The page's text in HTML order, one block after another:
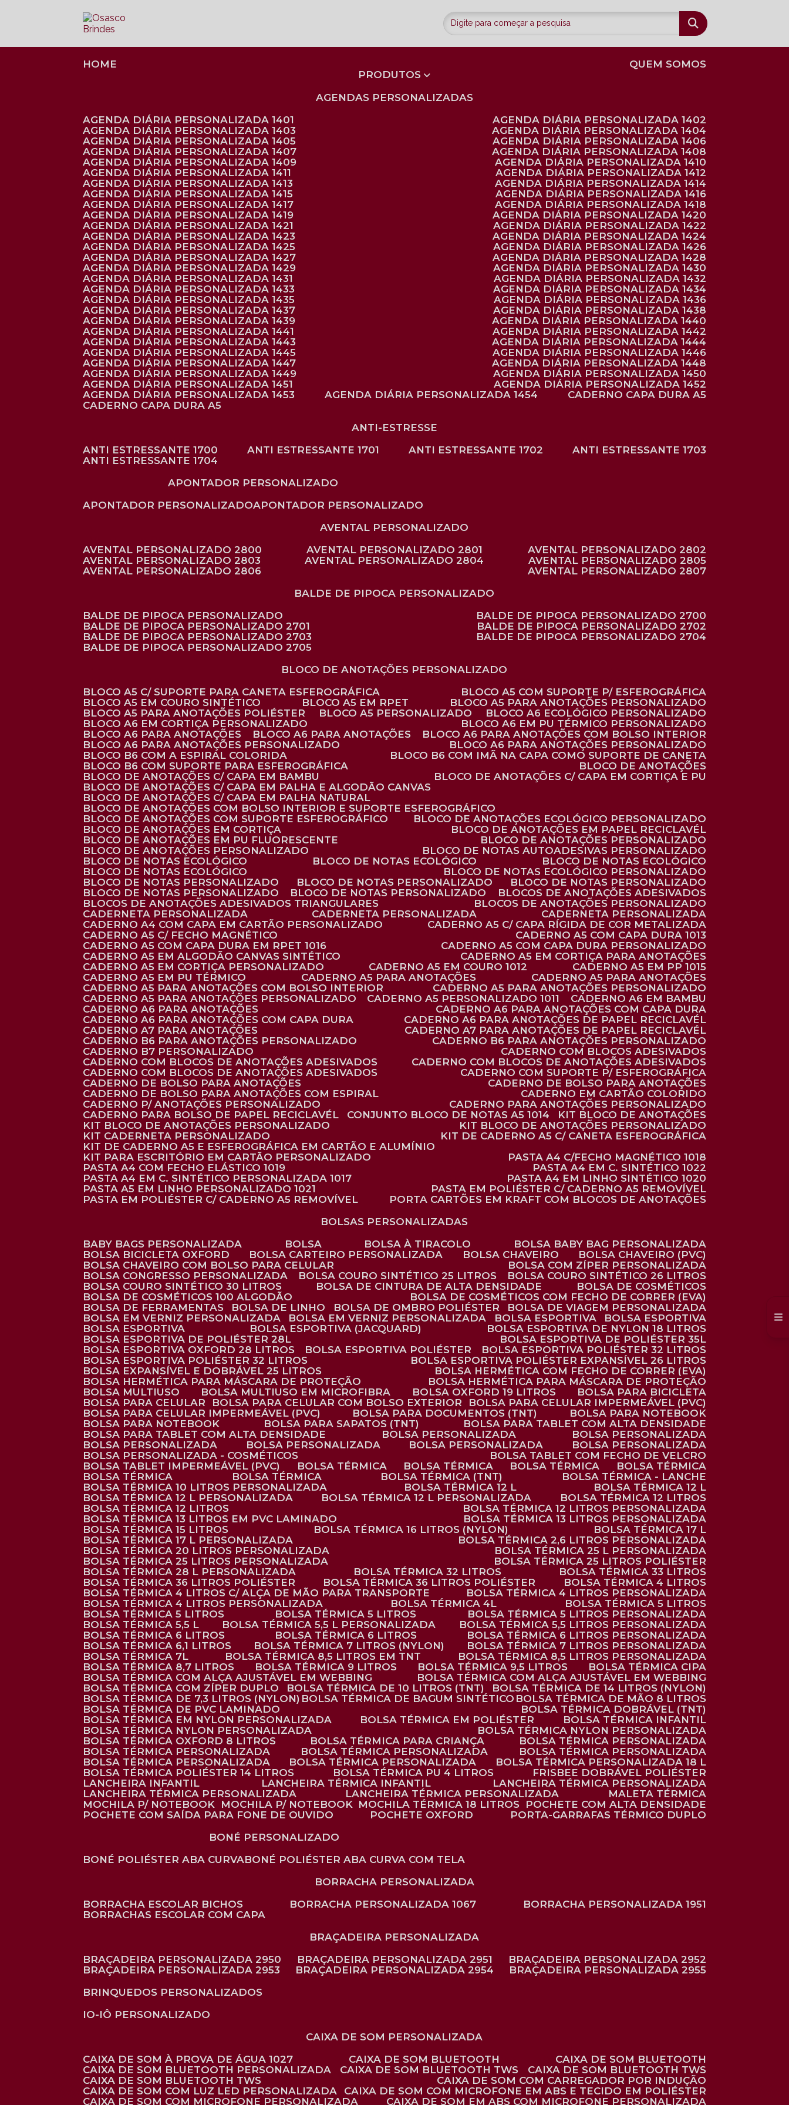
HOME
QUEM SOMOS
PRODUTOS
AGENDAS PERSONALIZADAS
AGENDA DIÁRIA PERSONALIZADA 1401
AGENDA DIÁRIA PERSONALIZADA 1402
AGENDA DIÁRIA PERSONALIZADA 1403
AGENDA DIÁRIA PERSONALIZADA 1404
AGENDA DIÁRIA PERSONALIZADA 1405
AGENDA DIÁRIA PERSONALIZADA 1406
AGENDA DIÁRIA PERSONALIZADA 1407
AGENDA DIÁRIA PERSONALIZADA 1408
AGENDA DIÁRIA PERSONALIZADA 1409
AGENDA DIÁRIA PERSONALIZADA 1410
AGENDA DIÁRIA PERSONALIZADA 1411
AGENDA DIÁRIA PERSONALIZADA 1412
AGENDA DIÁRIA PERSONALIZADA 1413
AGENDA DIÁRIA PERSONALIZADA 1414
AGENDA DIÁRIA PERSONALIZADA 1415
AGENDA DIÁRIA PERSONALIZADA 1416
AGENDA DIÁRIA PERSONALIZADA 1417
AGENDA DIÁRIA PERSONALIZADA 1418
AGENDA DIÁRIA PERSONALIZADA 1419
AGENDA DIÁRIA PERSONALIZADA 1420
AGENDA DIÁRIA PERSONALIZADA 1421
AGENDA DIÁRIA PERSONALIZADA 1422
AGENDA DIÁRIA PERSONALIZADA 1423
AGENDA DIÁRIA PERSONALIZADA 1424
AGENDA DIÁRIA PERSONALIZADA 1425
AGENDA DIÁRIA PERSONALIZADA 1426
AGENDA DIÁRIA PERSONALIZADA 1427
AGENDA DIÁRIA PERSONALIZADA 1428
AGENDA DIÁRIA PERSONALIZADA 1429
AGENDA DIÁRIA PERSONALIZADA 1430
AGENDA DIÁRIA PERSONALIZADA 1431
AGENDA DIÁRIA PERSONALIZADA 1432
AGENDA DIÁRIA PERSONALIZADA 1433
AGENDA DIÁRIA PERSONALIZADA 1434
AGENDA DIÁRIA PERSONALIZADA 1435
AGENDA DIÁRIA PERSONALIZADA 1436
AGENDA DIÁRIA PERSONALIZADA 1437
AGENDA DIÁRIA PERSONALIZADA 1438
AGENDA DIÁRIA PERSONALIZADA 1439
AGENDA DIÁRIA PERSONALIZADA 1440
AGENDA DIÁRIA PERSONALIZADA 1441
AGENDA DIÁRIA PERSONALIZADA 1442
AGENDA DIÁRIA PERSONALIZADA 1443
AGENDA DIÁRIA PERSONALIZADA 1444
AGENDA DIÁRIA PERSONALIZADA 1445
AGENDA DIÁRIA PERSONALIZADA 1446
AGENDA DIÁRIA PERSONALIZADA 1447
AGENDA DIÁRIA PERSONALIZADA 1448
AGENDA DIÁRIA PERSONALIZADA 1449
AGENDA DIÁRIA PERSONALIZADA 1450
AGENDA DIÁRIA PERSONALIZADA 1451
AGENDA DIÁRIA PERSONALIZADA 1452
AGENDA DIÁRIA PERSONALIZADA 1453
AGENDA DIÁRIA PERSONALIZADA 1454
CADERNO CAPA DURA A5
CADERNO CAPA DURA A5
ANTI-ESTRESSE
ANTI ESTRESSANTE 1700
ANTI ESTRESSANTE 1701 ANTI ESTRESSANTE 1702
ANTI ESTRESSANTE 1703
ANTI ESTRESSANTE 1704
APONTADOR PERSONALIZADO
APONTADOR PERSONALIZADO
APONTADOR PERSONALIZADO
AVENTAL PERSONALIZADO
AVENTAL PERSONALIZADO 2800
AVENTAL PERSONALIZADO 2801
AVENTAL PERSONALIZADO 2802
AVENTAL PERSONALIZADO 2803
AVENTAL PERSONALIZADO 2804
AVENTAL PERSONALIZADO 2805
AVENTAL PERSONALIZADO 2806
AVENTAL PERSONALIZADO 2807
BALDE DE PIPOCA PERSONALIZADO
BALDE DE PIPOCA PERSONALIZADO
BALDE DE PIPOCA PERSONALIZADO 2700
BALDE DE PIPOCA PERSONALIZADO 2701
BALDE DE PIPOCA PERSONALIZADO 2702
BALDE DE PIPOCA PERSONALIZADO 2703
BALDE DE PIPOCA PERSONALIZADO 2704
BALDE DE PIPOCA PERSONALIZADO 2705
BLOCO DE ANOTAÇÕES PERSONALIZADO
BLOCO A5 C/ SUPORTE PARA CANETA ESFEROGRÁFICA
BLOCO A5 COM SUPORTE P/ ESFEROGRÁFICA
BLOCO A5 EM COURO SINTÉTICO
BLOCO A5 EM RPET
BLOCO A5 PARA ANOTAÇÕES PERSONALIZADO
BLOCO A5 PARA ANOTAÇÕES POLIÉSTER
BLOCO A5 PERSONALIZADO
BLOCO A6 ECOLÓGICO PERSONALIZADO
BLOCO A6 EM CORTIÇA PERSONALIZADO
BLOCO A6 EM PU TÉRMICO PERSONALIZADO
BLOCO A6 PARA ANOTAÇÕES
BLOCO A6 PARA ANOTAÇÕES
BLOCO A6 PARA ANOTAÇÕES COM BOLSO INTERIOR
BLOCO A6 PARA ANOTAÇÕES PERSONALIZADO
BLOCO A6 PARA ANOTAÇÕES PERSONALIZADO
BLOCO B6 COM A ESPIRAL COLORIDA
BLOCO B6 COM IMÃ NA CAPA COMO SUPORTE DE CANETA
BLOCO B6 COM SUPORTE PARA ESFEROGRÁFICA
BLOCO DE ANOTAÇÕES
BLOCO DE ANOTAÇÕES C/ CAPA EM BAMBU
BLOCO DE ANOTAÇÕES C/ CAPA EM CORTIÇA E PU
BLOCO DE ANOTAÇÕES C/ CAPA EM PALHA E ALGODÃO CANVAS
BLOCO DE ANOTAÇÕES C/ CAPA EM PALHA NATURAL
BLOCO DE ANOTAÇÕES COM BOLSO INTERIOR E SUPORTE ESFEROGRÁFICO
BLOCO DE ANOTAÇÕES COM SUPORTE ESFEROGRÁFICO
BLOCO DE ANOTAÇÕES ECOLÓGICO PERSONALIZADO
BLOCO DE ANOTAÇÕES EM CORTIÇA
BLOCO DE ANOTAÇÕES EM PAPEL RECICLAVÉL
BLOCO DE ANOTAÇÕES EM PU FLUORESCENTE
BLOCO DE ANOTAÇÕES PERSONALIZADO
BLOCO DE ANOTAÇÕES PERSONALIZADO
BLOCO DE NOTAS AUTOADESIVAS PERSONALIZADO
BLOCO DE NOTAS ECOLÓGICO
BLOCO DE NOTAS ECOLÓGICO
BLOCO DE NOTAS ECOLÓGICO
BLOCO DE NOTAS ECOLÓGICO
BLOCO DE NOTAS ECOLÓGICO PERSONALIZADO
BLOCO DE NOTAS PERSONALIZADO
BLOCO DE NOTAS PERSONALIZADO
BLOCO DE NOTAS PERSONALIZADO
BLOCO DE NOTAS PERSONALIZADO
BLOCO DE NOTAS PERSONALIZADO
BLOCOS DE ANOTAÇÕES ADESIVADOS
BLOCOS DE ANOTAÇÕES ADESIVADOS TRIANGULARES
BLOCOS DE ANOTAÇÕES PERSONALIZADO
CADERNETA PERSONALIZADA
CADERNETA PERSONALIZADA
CADERNETA PERSONALIZADA
CADERNO A4 COM CAPA EM CARTÃO PERSONALIZADO
CADERNO A5 C/ CAPA RÍGIDA DE COR METALIZADA
CADERNO A5 C/ FECHO MAGNÉTICO
CADERNO A5 COM CAPA DURA 1013
CADERNO A5 COM CAPA DURA EM RPET 1016
CADERNO A5 COM CAPA DURA PERSONALIZADO
CADERNO A5 EM ALGODÃO CANVAS SINTÉTICO
CADERNO A5 EM CORTIÇA PARA ANOTAÇÕES
CADERNO A5 EM CORTIÇA PERSONALIZADO
CADERNO A5 EM COURO 1012
CADERNO A5 EM PP 1015
CADERNO A5 EM PU TÉRMICO
CADERNO A5 PARA ANOTAÇÕES
CADERNO A5 PARA ANOTAÇÕES
CADERNO A5 PARA ANOTAÇÕES COM BOLSO INTERIOR
CADERNO A5 PARA ANOTAÇÕES PERSONALIZADO
CADERNO A5 PARA ANOTAÇÕES PERSONALIZADO
CADERNO A5 PERSONALIZADO 1011
CADERNO A6 EM BAMBU
CADERNO A6 PARA ANOTAÇÕES
CADERNO A6 PARA ANOTAÇÕES COM CAPA DURA
CADERNO A6 PARA ANOTAÇÕES COM CAPA DURA
CADERNO A6 PARA ANOTAÇÕES DE PAPEL RECICLAVÉL
CADERNO A7 PARA ANOTAÇÕES
CADERNO A7 PARA ANOTAÇÕES DE PAPEL RECICLAVÉL
CADERNO B6 PARA ANOTAÇÕES PERSONALIZADO
CADERNO B6 PARA ANOTAÇÕES PERSONALIZADO
CADERNO B7 PERSONALIZADO
CADERNO COM BLOCOS ADESIVADOS
CADERNO COM BLOCOS DE ANOTAÇÕES ADESIVADOS
CADERNO COM BLOCOS DE ANOTAÇÕES ADESIVADOS
CADERNO COM BLOCOS DE ANOTAÇÕES ADESIVADOS
CADERNO COM SUPORTE P/ ESFEROGRÁFICA
CADERNO DE BOLSO PARA ANOTAÇÕES
CADERNO DE BOLSO PARA ANOTAÇÕES
CADERNO DE BOLSO PARA ANOTAÇÕES COM ESPIRAL
CADERNO EM CARTÃO COLORIDO
CADERNO P/ ANOTAÇÕES PERSONALIZADO
CADERNO PARA ANOTAÇÕES PERSONALIZADO
CADERNO PARA BOLSO DE PAPEL RECICLAVÉL
CONJUNTO BLOCO DE NOTAS A5 1014
KIT BLOCO DE ANOTAÇÕES
KIT BLOCO DE ANOTAÇÕES PERSONALIZADO
KIT BLOCO DE ANOTAÇÕES PERSONALIZADO
KIT CADERNETA PERSONALIZADO
KIT DE CADERNO A5 C/ CANETA ESFEROGRÁFICA
KIT DE CADERNO A5 E ESFEROGRÁFICA EM CARTÃO E ALUMÍNIO
KIT PARA ESCRITÓRIO EM CARTÃO PERSONALIZADO
PASTA A4 C/FECHO MAGNÉTICO 1018
PASTA A4 COM FECHO ELÁSTICO 1019
PASTA A4 EM C. SINTÉTICO 1022
PASTA A4 EM C. SINTÉTICO PERSONALIZADA 1017
PASTA A4 EM LINHO SINTÉTICO 1020
PASTA A5 EM LINHO PERSONALIZADO 1021
PASTA EM POLIÉSTER C/ CADERNO A5 REMOVÍVEL
PASTA EM POLIÉSTER C/ CADERNO A5 REMOVÍVEL
PORTA CARTÕES EM KRAFT COM BLOCOS DE ANOTAÇÕES
BOLSAS PERSONALIZADAS
BABY BAGS PERSONALIZADA
BOLSA BOLSA À TIRACOLO
BOLSA BABY BAG PERSONALIZADA
BOLSA BICICLETA OXFORD
BOLSA CARTEIRO PERSONALIZADA BOLSA CHAVEIRO
BOLSA CHAVEIRO (PVC)
BOLSA CHAVEIRO COM BOLSO PARA CELULAR
BOLSA COM ZÍPER PERSONALIZADA
BOLSA CONGRESSO PERSONALIZADA
BOLSA COURO SINTÉTICO 25 LITROS
BOLSA COURO SINTÉTICO 26 LITROS
BOLSA COURO SINTÉTICO 30 LITROS
BOLSA DE CINTURA DE ALTA DENSIDADE
BOLSA DE COSMÉTICOS
BOLSA DE COSMÉTICOS 100 ALGODÃO
BOLSA DE COSMÉTICOS COM FECHO DE CORRER (EVA)
BOLSA DE FERRAMENTAS
BOLSA DE LINHO BOLSA DE OMBRO POLIÉSTER
BOLSA DE VIAGEM PERSONALIZADA
BOLSA EM VERNIZ PERSONALIZADA
BOLSA EM VERNIZ PERSONALIZADA BOLSA ESPORTIVA
BOLSA ESPORTIVA
BOLSA ESPORTIVA
BOLSA ESPORTIVA (JACQUARD)
BOLSA ESPORTIVA DE NYLON 18 LITROS
BOLSA ESPORTIVA DE POLIÉSTER 28L
BOLSA ESPORTIVA DE POLIÉSTER 35L
BOLSA ESPORTIVA OXFORD 28 LITROS
BOLSA ESPORTIVA POLIÉSTER
BOLSA ESPORTIVA POLIÉSTER 32 LITROS
BOLSA ESPORTIVA POLIÉSTER 32 LITROS
BOLSA ESPORTIVA POLIÉSTER EXPANSÍVEL 26 LITROS
BOLSA EXPANSÍVEL E DOBRÁVEL 25 LITROS
BOLSA HERMÉTICA COM FECHO DE CORRER (EVA)
BOLSA HERMÉTICA PARA MÁSCARA DE PROTEÇÃO
BOLSA HERMÉTICA PARA MÁSCARA DE PROTEÇÃO
BOLSA MULTIUSO
BOLSA MULTIUSO EM MICROFIBRA BOLSA OXFORD 19 LITROS
BOLSA PARA BICICLETA
BOLSA PARA CELULAR
BOLSA PARA CELULAR COM BOLSO EXTERIOR
BOLSA PARA CELULAR IMPERMEÁVEL (PVC)
BOLSA PARA CELULAR IMPERMEÁVEL (PVC)
BOLSA PARA DOCUMENTOS (TNT)
BOLSA PARA NOTEBOOK
BOLSA PARA NOTEBOOK
BOLSA PARA SAPATOS (TNT)
BOLSA PARA TABLET COM ALTA DENSIDADE
BOLSA PARA TABLET COM ALTA DENSIDADE
BOLSA PERSONALIZADA
BOLSA PERSONALIZADA
BOLSA PERSONALIZADA
BOLSA PERSONALIZADA BOLSA PERSONALIZADA
BOLSA PERSONALIZADA
BOLSA PERSONALIZADA - COSMÉTICOS
BOLSA TABLET COM FECHO DE VELCRO
BOLSA TABLET IMPERMEÁVEL (PVC)
BOLSA TÉRMICA BOLSA TÉRMICA BOLSA TÉRMICA
BOLSA TÉRMICA
BOLSA TÉRMICA
BOLSA TÉRMICA BOLSA TÉRMICA (TNT)
BOLSA TÉRMICA - LANCHE
BOLSA TÉRMICA 10 LITROS PERSONALIZADA
BOLSA TÉRMICA 12 L
BOLSA TÉRMICA 12 L
BOLSA TÉRMICA 12 L PERSONALIZADA
BOLSA TÉRMICA 12 L PERSONALIZADA
BOLSA TÉRMICA 12 LITROS
BOLSA TÉRMICA 12 LITROS
BOLSA TÉRMICA 12 LITROS PERSONALIZADA
BOLSA TÉRMICA 13 LITROS EM PVC LAMINADO
BOLSA TÉRMICA 13 LITROS PERSONALIZADA
BOLSA TÉRMICA 15 LITROS
BOLSA TÉRMICA 16 LITROS (NYLON)
BOLSA TÉRMICA 17 L
BOLSA TÉRMICA 17 L PERSONALIZADA
BOLSA TÉRMICA 2,6 LITROS PERSONALIZADA
BOLSA TÉRMICA 20 LITROS PERSONALIZADA
BOLSA TÉRMICA 25 L PERSONALIZADA
BOLSA TÉRMICA 25 LITROS PERSONALIZADA
BOLSA TÉRMICA 25 LITROS POLIÉSTER
BOLSA TÉRMICA 28 L PERSONALIZADA
BOLSA TÉRMICA 32 LITROS
BOLSA TÉRMICA 33 LITROS
BOLSA TÉRMICA 36 LITROS POLIÉSTER
BOLSA TÉRMICA 36 LITROS POLIÉSTER
BOLSA TÉRMICA 4 LITROS
BOLSA TÉRMICA 4 LITROS C/ ALÇA DE MÃO PARA TRANSPORTE
BOLSA TÉRMICA 4 LITROS PERSONALIZADA
BOLSA TÉRMICA 4 LITROS PERSONALIZADA
BOLSA TÉRMICA 4L
BOLSA TÉRMICA 5 LITROS
BOLSA TÉRMICA 5 LITROS
BOLSA TÉRMICA 5 LITROS
BOLSA TÉRMICA 5 LITROS PERSONALIZADA
BOLSA TÉRMICA 5,5 L
BOLSA TÉRMICA 5,5 L PERSONALIZADA
BOLSA TÉRMICA 5,5 LITROS PERSONALIZADA
BOLSA TÉRMICA 6 LITROS
BOLSA TÉRMICA 6 LITROS
BOLSA TÉRMICA 6 LITROS PERSONALIZADA
BOLSA TÉRMICA 6,1 LITROS
BOLSA TÉRMICA 7 LITROS (NYLON)
BOLSA TÉRMICA 7 LITROS PERSONALIZADA
BOLSA TÉRMICA 7L
BOLSA TÉRMICA 8,5 LITROS EM TNT
BOLSA TÉRMICA 8,5 LITROS PERSONALIZADA
BOLSA TÉRMICA 8,7 LITROS
BOLSA TÉRMICA 9 LITROS BOLSA TÉRMICA 9,5 LITROS
BOLSA TÉRMICA CIPA
BOLSA TÉRMICA COM ALÇA AJUSTÁVEL EM WEBBING
BOLSA TÉRMICA COM ALÇA AJUSTÁVEL EM WEBBING
BOLSA TÉRMICA COM ZÍPER DUPLO
BOLSA TÉRMICA DE 10 LITROS (TNT)
BOLSA TÉRMICA DE 14 LITROS (NYLON)
BOLSA TÉRMICA DE 7,3 LITROS (NYLON)
BOLSA TÉRMICA DE BAGUM SINTÉTICO
BOLSA TÉRMICA DE MÃO 8 LITROS
BOLSA TÉRMICA DE PVC LAMINADO
BOLSA TÉRMICA DOBRÁVEL (TNT)
BOLSA TÉRMICA EM NYLON PERSONALIZADA
BOLSA TÉRMICA EM POLIÉSTER
BOLSA TÉRMICA INFANTIL
BOLSA TÉRMICA NYLON PERSONALIZADA
BOLSA TÉRMICA NYLON PERSONALIZADA
BOLSA TÉRMICA OXFORD 8 LITROS
BOLSA TÉRMICA PARA CRIANÇA
BOLSA TÉRMICA PERSONALIZADA
BOLSA TÉRMICA PERSONALIZADA
BOLSA TÉRMICA PERSONALIZADA
BOLSA TÉRMICA PERSONALIZADA
BOLSA TÉRMICA PERSONALIZADA
BOLSA TÉRMICA PERSONALIZADA
BOLSA TÉRMICA PERSONALIZADA 18 L
BOLSA TÉRMICA POLIÉSTER 14 LITROS
BOLSA TÉRMICA PU 4 LITROS
FRISBEE DOBRÁVEL POLIÉSTER
LANCHEIRA INFANTIL
LANCHEIRA TÉRMICA INFANTIL
LANCHEIRA TÉRMICA PERSONALIZADA
LANCHEIRA TÉRMICA PERSONALIZADA
LANCHEIRA TÉRMICA PERSONALIZADA
MALETA TÉRMICA
MOCHILA P/ NOTEBOOK
MOCHILA P/ NOTEBOOK MOCHILA TÉRMICA 18 LITROS
POCHETE COM ALTA DENSIDADE
POCHETE COM SAÍDA PARA FONE DE OUVIDO
POCHETE OXFORD
PORTA-GARRAFAS TÉRMICO DUPLO
BONÉ PERSONALIZADO
BONÉ POLIÉSTER ABA CURVA
BONÉ POLIÉSTER ABA CURVA COM TELA
BORRACHA PERSONALIZADA
BORRACHA ESCOLAR BICHOS
BORRACHA PERSONALIZADA 1067
BORRACHA PERSONALIZADA 1951
BORRACHAS ESCOLAR COM CAPA
BRAÇADEIRA PERSONALIZADA
BRAÇADEIRA PERSONALIZADA 2950
BRAÇADEIRA PERSONALIZADA 2951
BRAÇADEIRA PERSONALIZADA 2952
BRAÇADEIRA PERSONALIZADA 2953
BRAÇADEIRA PERSONALIZADA 2954
BRAÇADEIRA PERSONALIZADA 2955
BRINQUEDOS PERSONALIZADOS
IO-IÔ PERSONALIZADO
CAIXA DE SOM PERSONALIZADA
CAIXA DE SOM À PROVA DE ÁGUA 1027
CAIXA DE SOM BLUETOOTH
CAIXA DE SOM BLUETOOTH
CAIXA DE SOM BLUETOOTH PERSONALIZADA
CAIXA DE SOM BLUETOOTH TWS
CAIXA DE SOM BLUETOOTH TWS
CAIXA DE SOM BLUETOOTH TWS
CAIXA DE SOM COM CARREGADOR POR INDUÇÃO
CAIXA DE SOM COM LUZ LED PERSONALIZADA
CAIXA DE SOM COM MICROFONE EM ABS E TECIDO EM POLIÉSTER
CAIXA DE SOM COM MICROFONE PERSONALIZADA
CAIXA DE SOM EM ABS COM MICROFONE PERSONALIZADA